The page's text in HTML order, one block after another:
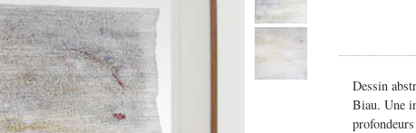
Dessin
Biau. Une